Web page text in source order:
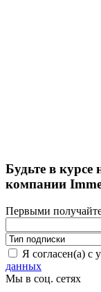
Будьте в курсе
компании
Первыми
Я согласен(а) с
данных
Мы в соц. сетях